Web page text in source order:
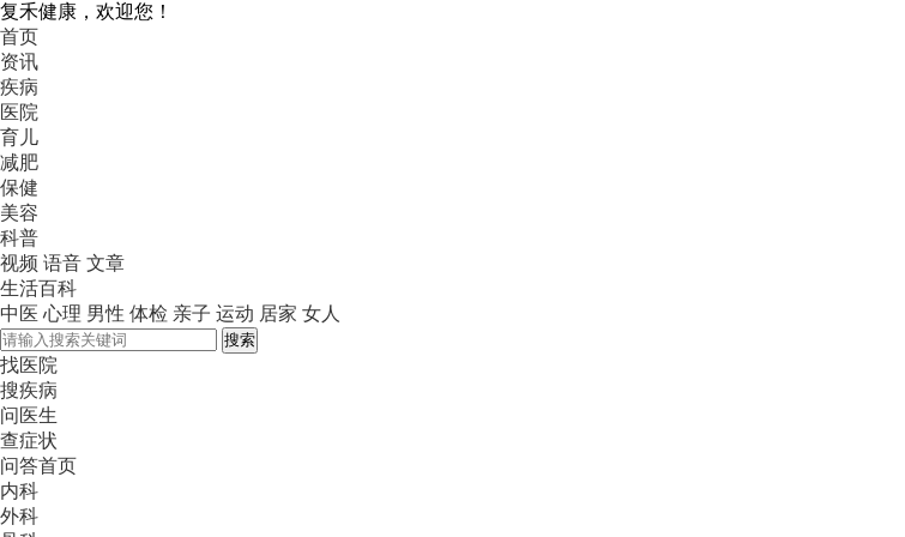
复禾健康，欢迎您！
首页
资讯
疾病
医院
育儿
减肥
保健
美容
科普
视频 语音 文章
生活百科
中医 心理 男性 体检 亲子 运动 居家 女人
搜索
找医院
搜疾病
问医生
查症状
问答首页
内科
外科